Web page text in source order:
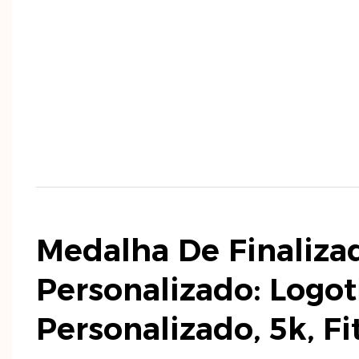
Medalha De
Personalizado:
Personalizado, 5k,